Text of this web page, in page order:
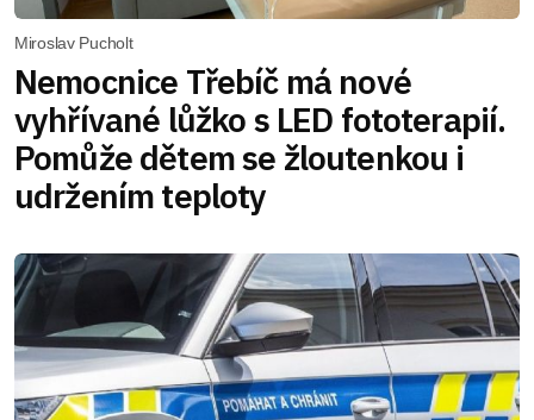
Miroslav Pucholt
Nemocnice Třebíč má nové
vyhřívané lůžko s LED fototerapií.
Pomůže dětem se žloutenkou i
udržením teploty